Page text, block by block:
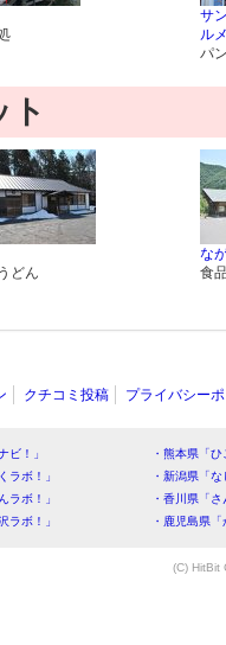
サ
ル
パ
ト
どん
な
食
クチコミ投稿 プライバシー
ビ！」
・熊本県「
ラボ！」
・新潟県「
ラボ！」
・香川県「
ラボ！」
・鹿児島県
(C) HitBit